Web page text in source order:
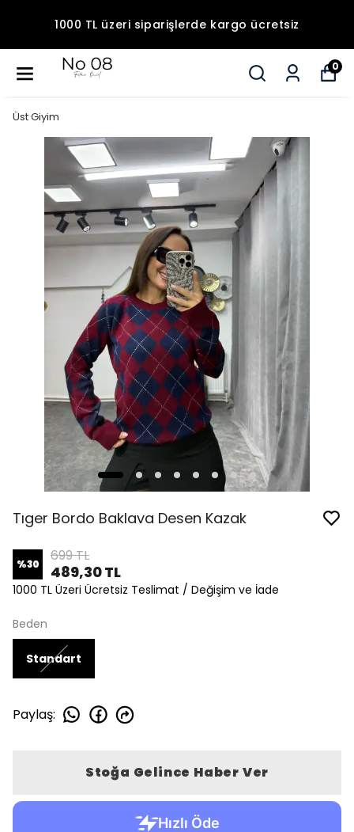
1000 TL üzeri siparişlerde kargo ücretsiz
0
Üst Giyim
Tıger Bordo Baklava Desen Kazak
%30 699 TL
489,30 TL
1000 TL Üzeri Ücretsiz Teslimat / Değişim ve İade
Beden
Standart
Paylaş:
Stoğa Gelince Haber Ver